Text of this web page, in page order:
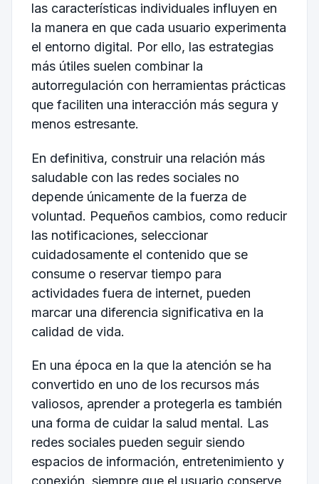
las características individuales influyen en
la manera en que cada usuario experimenta
el entorno digital. Por ello, las estrategias
más útiles suelen combinar la
autorregulación con herramientas prácticas
que faciliten una interacción más segura y
menos estresante.
En definitiva, construir una relación más
saludable con las redes sociales no
depende únicamente de la fuerza de
voluntad. Pequeños cambios, como reducir
las notificaciones, seleccionar
cuidadosamente el contenido que se
consume o reservar tiempo para
actividades fuera de internet, pueden
marcar una diferencia significativa en la
calidad de vida.
En una época en la que la atención se ha
convertido en uno de los recursos más
valiosos, aprender a protegerla es también
una forma de cuidar la salud mental. Las
redes sociales pueden seguir siendo
espacios de información, entretenimiento y